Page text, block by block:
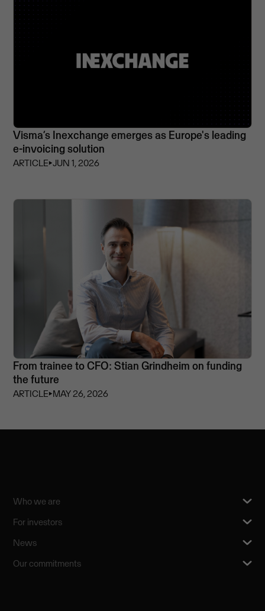
Visma’s Inexchange emerges as Europe's leading
e-invoicing solution
ARTICLE⏵JUN 1, 2026
From trainee to CFO: Stian Grindheim on funding
the future
ARTICLE⏵MAY 26, 2026
Who we are
For investors
News
Our commitments